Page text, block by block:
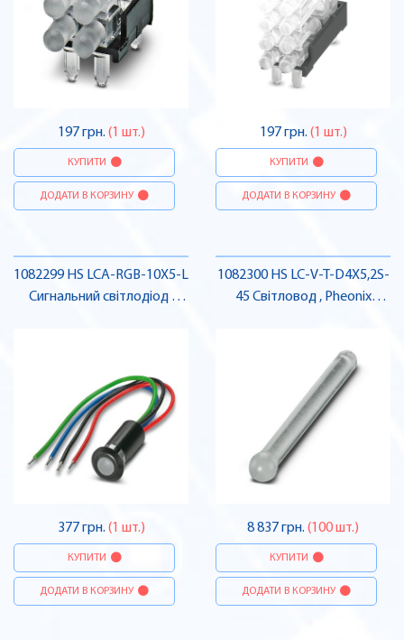
197 грн. (1 шт.)
КУПИТИ
ДОДАТИ В КОРЗИНУ
197 грн. (1 шт.)
КУПИТИ
ДОДАТИ В КОРЗИНУ
1082299 HS LCA-RGB-10X5-L
Сигнальний світлодіод ,
377 грн. (1 шт.)
КУПИТИ
ДОДАТИ В КОРЗИНУ
1082300 HS LC-V-T-D4X5,2S-
45 Світловод , Pheonix
8 837 грн. (100 шт.)
КУПИТИ
ДОДАТИ В КОРЗИНУ